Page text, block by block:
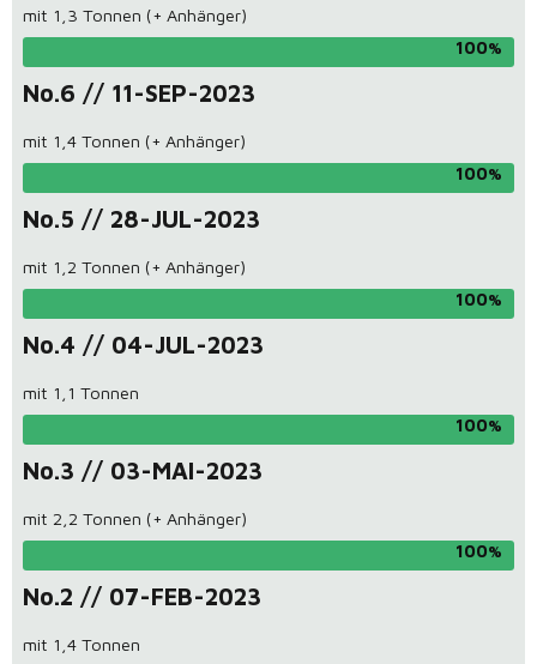
mit 1,3 Tonnen (+ Anhänger)
100
No.6 // 11-SEP-2023
mit 1,4 Tonnen (+ Anhänger)
100
No.5 // 28-JUL-2023
mit 1,2 Tonnen (+ Anhänger)
100
No.4 // 04-JUL-2023
mit 1,1 Tonnen
100
No.3 // 03-MAI-2023
mit 2,2 Tonnen (+ Anhänger)
100
No.2 // 07-FEB-2023
mit 1,4 Tonnen